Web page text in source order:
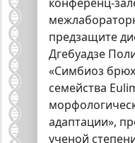
предзащите
Дгебуадзе
«Симбиоз
семейства
адаптации»,
ученой